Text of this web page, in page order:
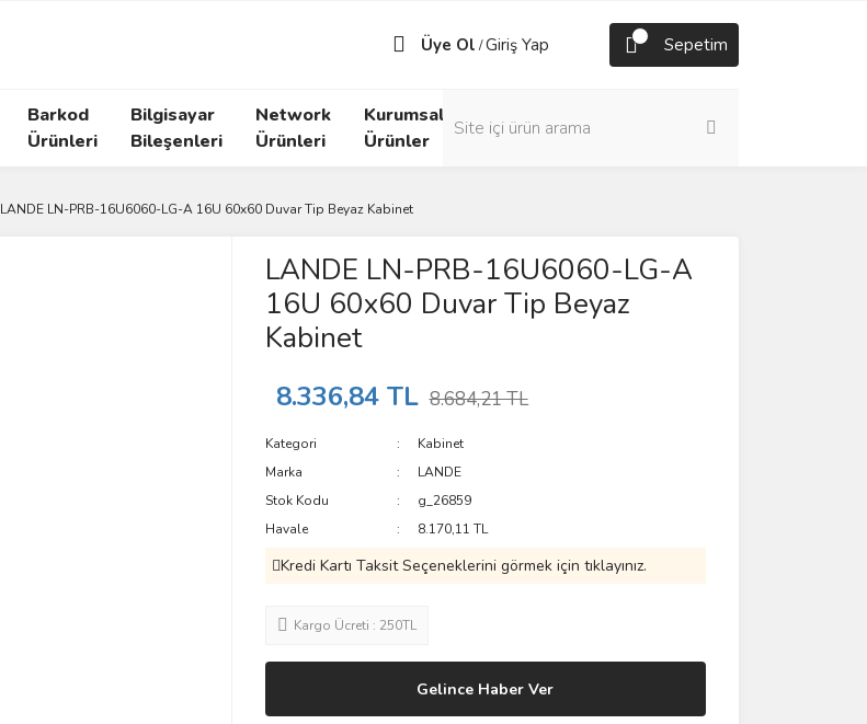
Üye Ol /Giriş Yap Sepetim
Barkod
Ürünleri
Bilgisayar
Bileşenleri
Network
Ürünleri
Kurumsal
Ürünler
LANDE LN-PRB-16U6060-LG-A 16U 60x60 Duvar Tip Beyaz Kabinet
LANDE LN-PRB-16U6060-LG-A
16U 60x60 Duvar Tip Beyaz
Kabinet
8.336,84 TL 8.684,21 TL
Kategori
Kabinet
Marka
LANDE
Stok Kodu
g_26859
Havale
8.170,11 TL
Kredi Kartı Taksit Seçeneklerini görmek için tıklayınız.
Kargo Ücreti : 250TL
Gelince Haber Ver